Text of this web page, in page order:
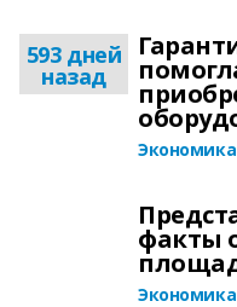
593 дней
назад
Экономика
факты
Экономика